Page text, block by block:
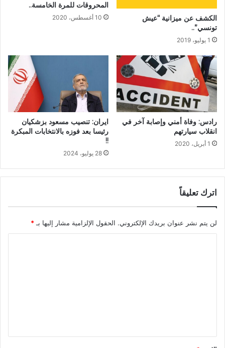
الكشف عن ميزانية “عيش
تونسي”..
1 يوليو، 2019
المحروقات للمرة الخامسة..
10 أغسطس، 2020
رادس: وفاة أمني وإصابة آخر في
انقلاب سيارتهم
1 أبريل، 2020
ايران: تنصيب مسعود بزشكيان
رئيسا بعد فوزه بالانتخابات المبكرة
!!
28 يوليو، 2024
اترك تعليقاً
لن يتم نشر عنوان بريدك الإلكتروني. الحقول الإلزامية مشار إليها بـ *
*